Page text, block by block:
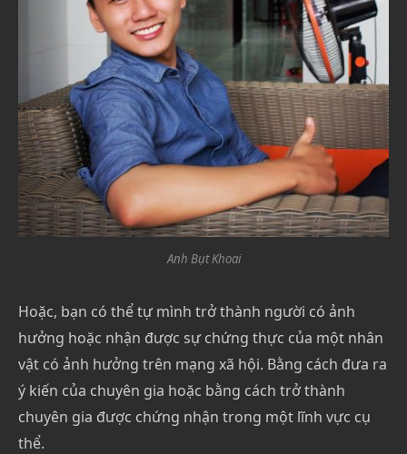
Anh Bụt Khoai
Hoặc, bạn có thể tự mình trở thành người có ảnh
hưởng hoặc nhận được sự chứng thực của một nhân
vật có ảnh hưởng trên mạng xã hội. Bằng cách đưa ra
ý kiến ​​của chuyên gia hoặc bằng cách trở thành
chuyên gia được chứng nhận trong một lĩnh vực cụ
thể.